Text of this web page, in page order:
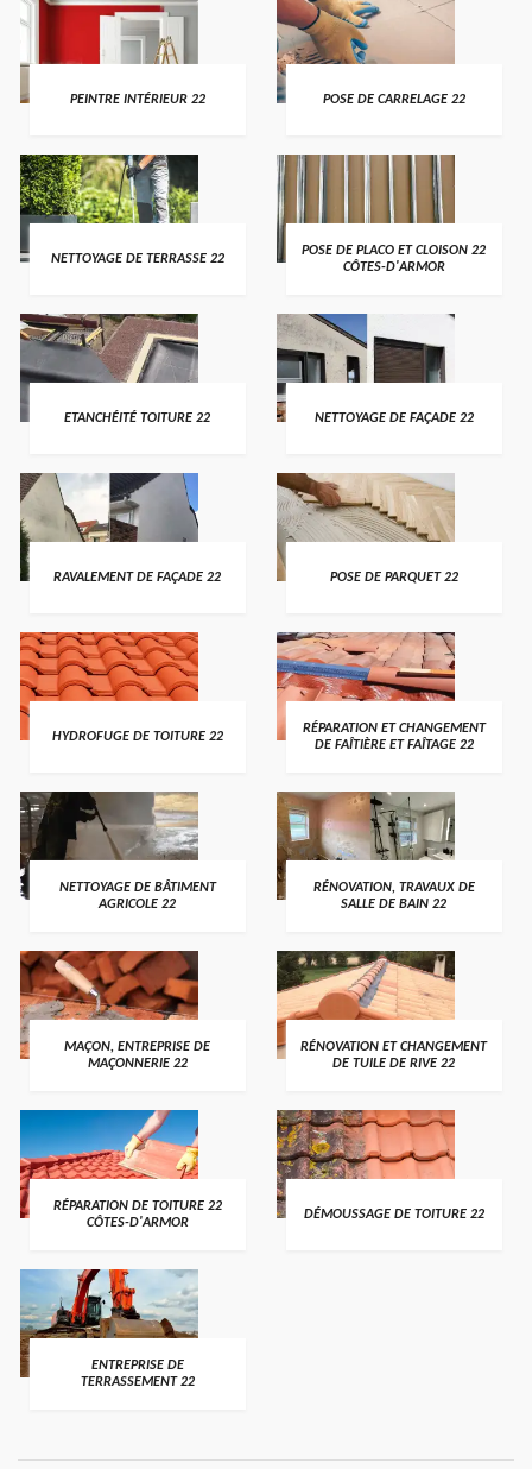
PEINTRE INTÉRIEUR 22 POSE DE CARRELAGE 22
NETTOYAGE DE TERRASSE 22
POSE DE PLACO ET CLOISON 22
CÔTES-D'ARMOR
ETANCHÉITÉ TOITURE 22 NETTOYAGE DE FAÇADE 22
RAVALEMENT DE FAÇADE 22 POSE DE PARQUET 22
HYDROFUGE DE TOITURE 22
RÉPARATION ET CHANGEMENT
DE FAÎTIÈRE ET FAÎTAGE 22
NETTOYAGE DE BÂTIMENT
AGRICOLE 22
RÉNOVATION, TRAVAUX DE
SALLE DE BAIN 22
MAÇON, ENTREPRISE DE
MAÇONNERIE 22
RÉNOVATION ET CHANGEMENT
DE TUILE DE RIVE 22
RÉPARATION DE TOITURE 22
CÔTES-D'ARMOR
DÉMOUSSAGE DE TOITURE 22
ENTREPRISE DE
TERRASSEMENT 22